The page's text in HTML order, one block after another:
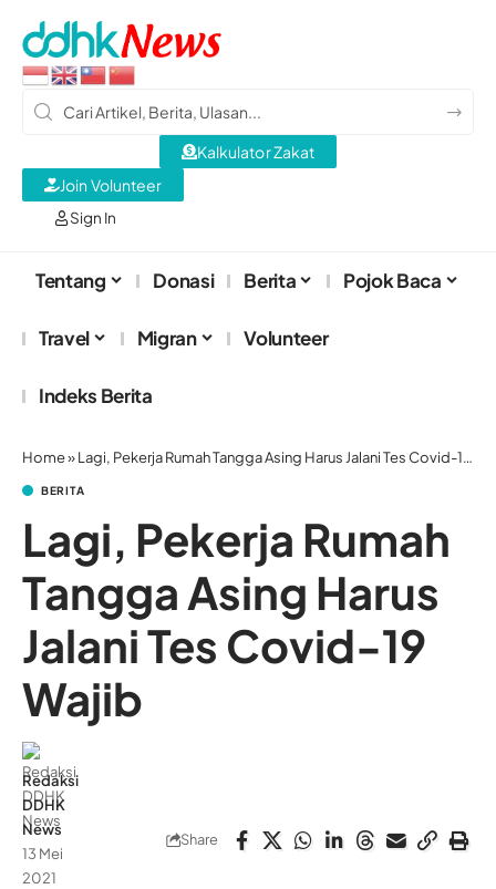
Sign In
Kalkulator Zakat
Join Volunteer
Tentang Donasi Berita Pojok Baca
Travel Migran Volunteer
Indeks Berita
Home»Lagi, Pekerja Rumah Tangga Asing Harus Jalani Tes Covid-19 Wajib
BERITA
Lagi, Pekerja Rumah
Tangga Asing Harus
Jalani Tes Covid-19
Wajib
Redaksi
DDHK
News
13 Mei
2021
Share